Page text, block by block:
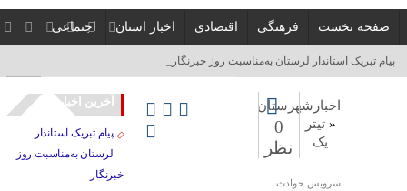
صفحه نخست فرهنگی اقتصادی اخبار استان اجتماعی
پیام تبریک استاندار لرستان به‌مناسبت روز خبرنگار_
اخبارشهرستان
« تیتر
یک
0
نظر
سرویس حوادث
آخرین اخبار
پیام تبریک استاندار
لرستان به‌مناسبت روز
خبرنگار